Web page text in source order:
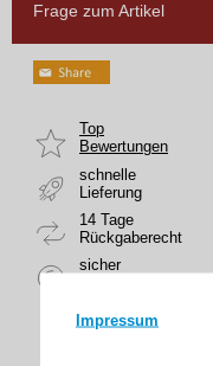
Impressum
Frage zum Artikel
Top
Bewertungen
schnelle
Lieferung
14 Tage
Rückgaberecht
sicher